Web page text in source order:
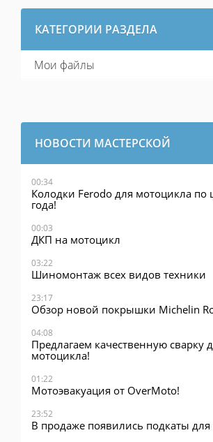
КАТЕГОРИИ РАЗДЕЛА
Мои файлы
НОВОСТИ МАСТЕРСКОЙ
00:34
Колодки Ferodo для мотоцикла по
года!
00:03
ДКП на мотоцикл
03:22
Шиномонтаж всех видов техники
23:17
Обзор новой покрышки Michelin
04:08
Предлагаем качественную сварку
мотоцикла!
01:22
Мотоэвакуация от OverMoto!
23:52
В продаже появились подкаты для